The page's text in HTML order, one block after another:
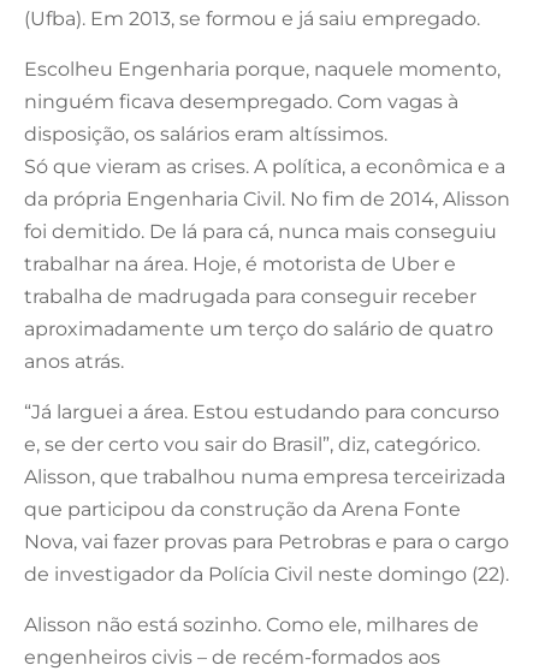
(Ufba). Em 2013, se formou e já saiu empregado.
Escolheu Engenharia porque, naquele momento,
ninguém ficava desempregado. Com vagas à
disposição, os salários eram altíssimos.
Só que vieram as crises. A política, a econômica e a
da própria Engenharia Civil. No fim de 2014, Alisson
foi demitido. De lá para cá, nunca mais conseguiu
trabalhar na área. Hoje, é motorista de Uber e
trabalha de madrugada para conseguir receber
aproximadamente um terço do salário de quatro
anos atrás.
“Já larguei a área. Estou estudando para concurso
e, se der certo vou sair do Brasil”, diz, categórico.
Alisson, que trabalhou numa empresa terceirizada
que participou da construção da Arena Fonte
Nova, vai fazer provas para Petrobras e para o cargo
de investigador da Polícia Civil neste domingo (22).
Alisson não está sozinho. Como ele, milhares de
engenheiros civis – de recém-formados aos